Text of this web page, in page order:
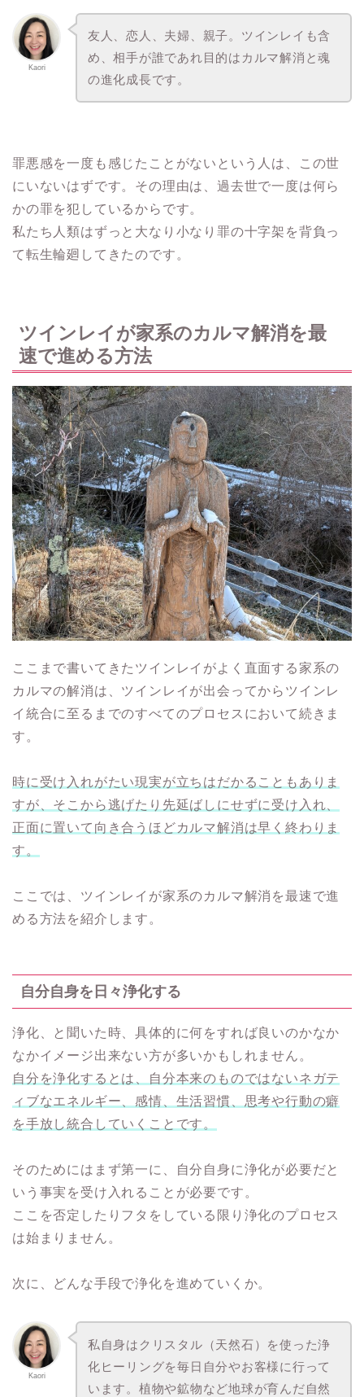
Kaori
友人、恋人、夫婦、親子。ツインレイも含
め、相手が誰であれ目的はカルマ解消と魂
の進化成長です。
罪悪感を一度も感じたことがないという人は、この世
にいないはずです。その理由は、過去世で一度は何ら
かの罪を犯しているからです。
私たち人類はずっと大なり小なり罪の十字架を背負っ
て転生輪廻してきたのです。
ツインレイが家系のカルマ解消を最
速で進める方法
ここまで書いてきたツインレイがよく直面する家系の
カルマの解消は、ツインレイが出会ってからツインレ
イ統合に至るまでのすべてのプロセスにおいて続きま
す。
時に受け入れがたい現実が立ちはだかることもありま
すが、そこから逃げたり先延ばしにせずに受け入れ、
正面に置いて向き合うほどカルマ解消は早く終わりま
す。
ここでは、ツインレイが家系のカルマ解消を最速で進
める方法を紹介します。
自分自身を日々浄化する
浄化、と聞いた時、具体的に何をすれば良いのかなか
なかイメージ出来ない方が多いかもしれません。
自分を浄化するとは、自分本来のものではないネガテ
ィブなエネルギー、感情、生活習慣、思考や行動の癖
を手放し統合していくことです。
そのためにはまず第一に、自分自身に浄化が必要だと
いう事実を受け入れることが必要です。
ここを否定したりフタをしている限り浄化のプロセス
は始まりません。
次に、どんな手段で浄化を進めていくか。
Kaori
私自身はクリスタル（天然石）を使った浄
化ヒーリングを毎日自分やお客様に行って
います。植物や鉱物など地球が育んだ自然